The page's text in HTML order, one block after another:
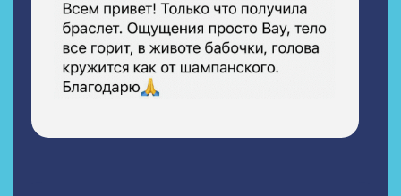
расчёте Геоматрицы
— Рекомендации по прокачке
активных чакр